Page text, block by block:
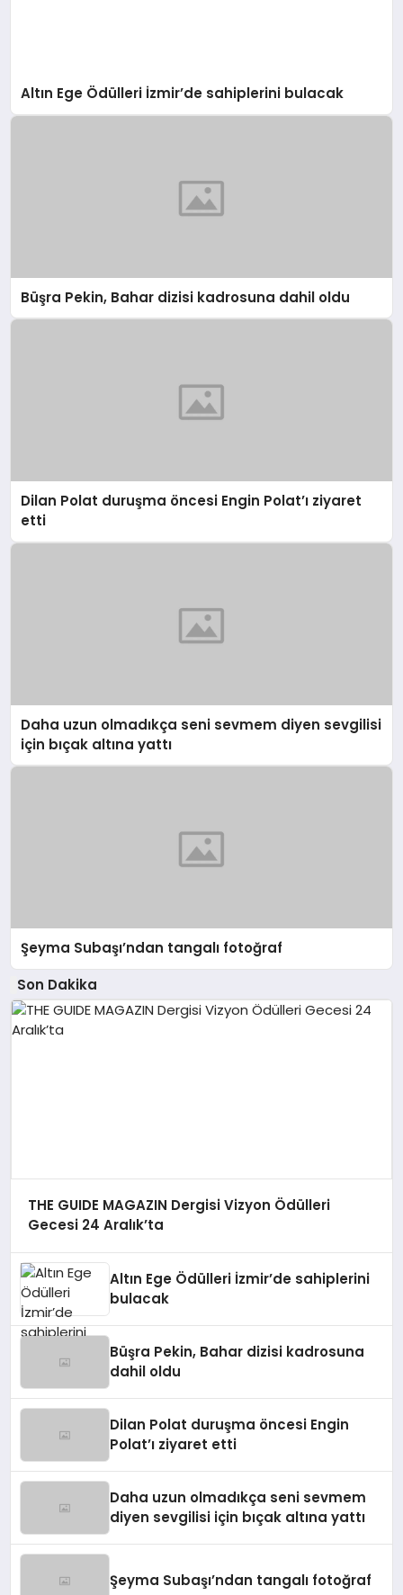
Altın Ege Ödülleri İzmir’de sahiplerini bulacak
Büşra Pekin, Bahar dizisi kadrosuna dahil oldu
Dilan Polat duruşma öncesi Engin Polat’ı ziyaret
etti
Daha uzun olmadıkça seni sevmem diyen sevgilisi
için bıçak altına yattı
Şeyma Subaşı’ndan tangalı fotoğraf
Son Dakika
THE GUIDE MAGAZIN Dergisi Vizyon Ödülleri
Gecesi 24 Aralık’ta
Altın Ege Ödülleri İzmir’de sahiplerini
bulacak
Büşra Pekin, Bahar dizisi kadrosuna
dahil oldu
Dilan Polat duruşma öncesi Engin
Polat’ı ziyaret etti
Daha uzun olmadıkça seni sevmem
diyen sevgilisi için bıçak altına yattı
Şeyma Subaşı’ndan tangalı fotoğraf